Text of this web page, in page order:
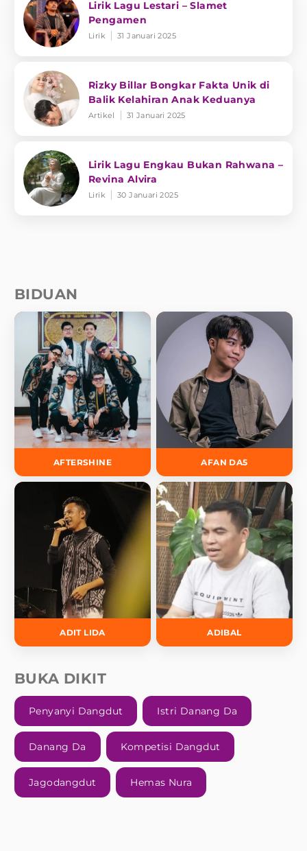
Lirik Lagu Lestari – Slamet
Pengamen
Lirik 31 Januari 2025
Rizky Billar Bongkar Fakta Unik di
Balik Kelahiran Anak Keduanya
Artikel 31 Januari 2025
Lirik Lagu Engkau Bukan Rahwana –
Revina Alvira
Lirik 30 Januari 2025
BIDUAN
AFTERSHINE AFAN DA5
ADIT LIDA ADIBAL
BUKA DIKIT
Penyanyi Dangdut Istri Danang Da
Danang Da Kompetisi Dangdut
Jagodangdut Hemas Nura